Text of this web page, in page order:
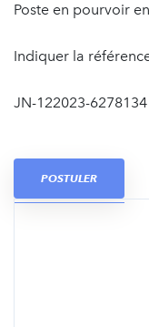
Poste en pourvoir
Indiquer la
JN-122023-6278134
POSTULER